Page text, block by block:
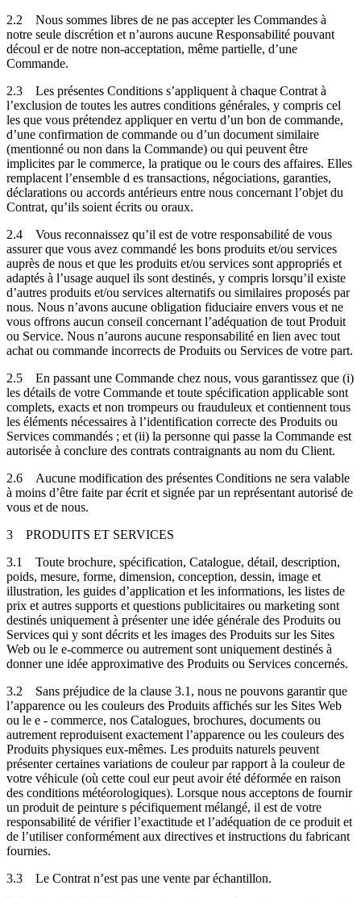
2.2
Nous sommes libres de ne pas accepter les Commandes à
notre seule discrétion et n’aurons aucune Responsabilité pouvant
découl er de notre non-acceptation, même partielle, d’une
Commande.
2.3
Les présentes Conditions s’appliquent à chaque Contrat à
l’exclusion de toutes les autres conditions générales, y compris cel
les que vous prétendez appliquer en vertu d’un bon de commande,
d’une confirmation de commande ou d’un document similaire
(mentionné ou non dans la Commande) ou qui peuvent être
implicites par le commerce, la pratique ou le cours des affaires. Elles
remplacent l’ensemble d es transactions, négociations, garanties,
déclarations ou accords antérieurs entre nous concernant l’objet du
Contrat, qu’ils soient écrits ou oraux.
2.4
Vous reconnaissez qu’il est de votre responsabilité de vous
assurer que vous avez commandé les bons produits et/ou services
auprès de nous et que les produits et/ou services sont appropriés et
adaptés à l’usage auquel ils sont destinés, y compris lorsqu’il existe
d’autres produits et/ou services alternatifs ou similaires proposés par
nous. Nous n’avons aucune obligation fiduciaire envers vous et ne
vous offrons aucun conseil concernant l’adéquation de tout Produit
ou Service. Nous n’aurons aucune responsabilité en lien avec tout
achat ou commande incorrects de Produits ou Services de votre part.
2.5
En passant une Commande chez nous, vous garantissez que (i)
les détails de votre Commande et toute spécification applicable sont
complets, exacts et non trompeurs ou frauduleux et contiennent tous
les éléments nécessaires à l’identification correcte des Produits ou
Services commandés ; et (ii) la personne qui passe la Commande est
autorisée à conclure des contrats contraignants au nom du Client.
2.6
Aucune modification des présentes Conditions ne sera valable
à moins d’être faite par écrit et signée par un représentant autorisé de
vous et de nous.
3
PRODUITS ET SERVICES
3.1
Toute brochure, spécification, Catalogue, détail, description,
poids, mesure, forme, dimension, conception, dessin, image et
illustration, les guides d’application et les informations, les listes de
prix et autres supports et questions publicitaires ou marketing sont
destinés uniquement à présenter une idée générale des Produits ou
Services qui y sont décrits et les images des Produits sur les Sites
Web ou le e-commerce ou autrement sont uniquement destinés à
donner une idée approximative des Produits ou Services concernés.
3.2
Sans préjudice de la clause 3.1, nous ne pouvons garantir que
l’apparence ou les couleurs des Produits affichés sur les Sites Web
ou le e - commerce, nos Catalogues, brochures, documents ou
autrement reproduisent exactement l’apparence ou les couleurs des
Produits physiques eux-mêmes. Les produits naturels peuvent
présenter certaines variations de couleur par rapport à la couleur de
votre véhicule (où cette coul eur peut avoir été déformée en raison
des conditions météorologiques). Lorsque nous acceptons de fournir
un produit de peinture s pécifiquement mélangé, il est de votre
responsabilité de vérifier l’exactitude et l’adéquation de ce produit et
de l’utiliser conformément aux directives et instructions du fabricant
fournies.
3.3
Le Contrat n’est pas une vente par échantillon.